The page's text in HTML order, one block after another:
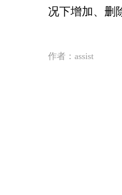
况下增加、删
作者：assist